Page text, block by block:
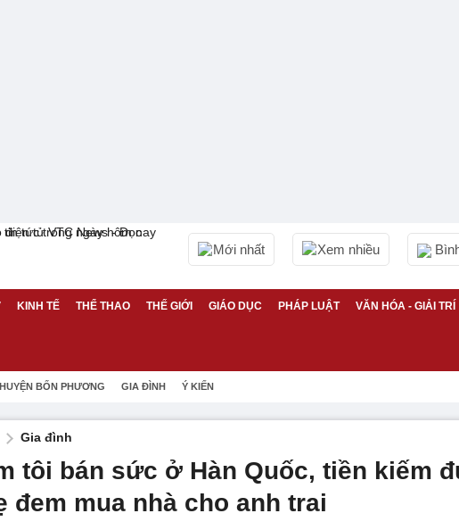
Mới nhất Xem nhiều
KINH TẾ THỂ THAO THẾ GIỚI GIÁO DỤC PHÁP LUẬT VĂN HÓA - GIẢI TRÍ
BỐN PHƯƠNG GIA ĐÌNH Ý KIẾN
Gia đình
tôi bán sức ở Hàn Quốc, tiền kiếm
đem mua nhà cho anh trai